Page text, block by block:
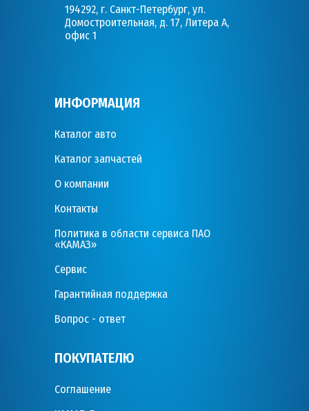
194292, г. Санкт-Петербург, ул.
Домостроительная, д. 17, Литера А,
офис 1
ИНФОРМАЦИЯ
Каталог авто
Каталог запчастей
О компании
Контакты
Политика в области сервиса ПАО
«КАМАЗ»
Сервис
Гарантийная поддержка
Вопрос - ответ
ПОКУПАТЕЛЮ
Соглашение